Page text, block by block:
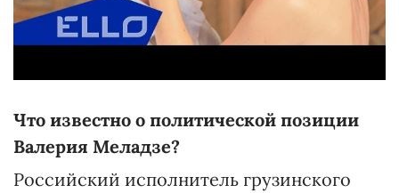
Что известно о политической позиции
Валерия Меладзе?
Российский исполнитель грузинского